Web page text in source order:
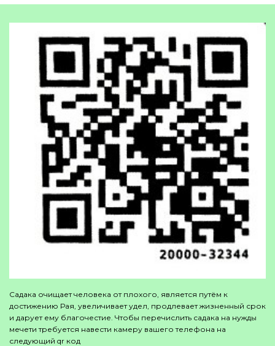
Садака очищает человека от плохого, является путём к
достижению Рая, увеличивает удел, продлевает жизненный срок
и дарует ему благочестие. Чтобы перечислить садака на нужды
мечети требуется навести камеру вашего телефона на
следующий qr код